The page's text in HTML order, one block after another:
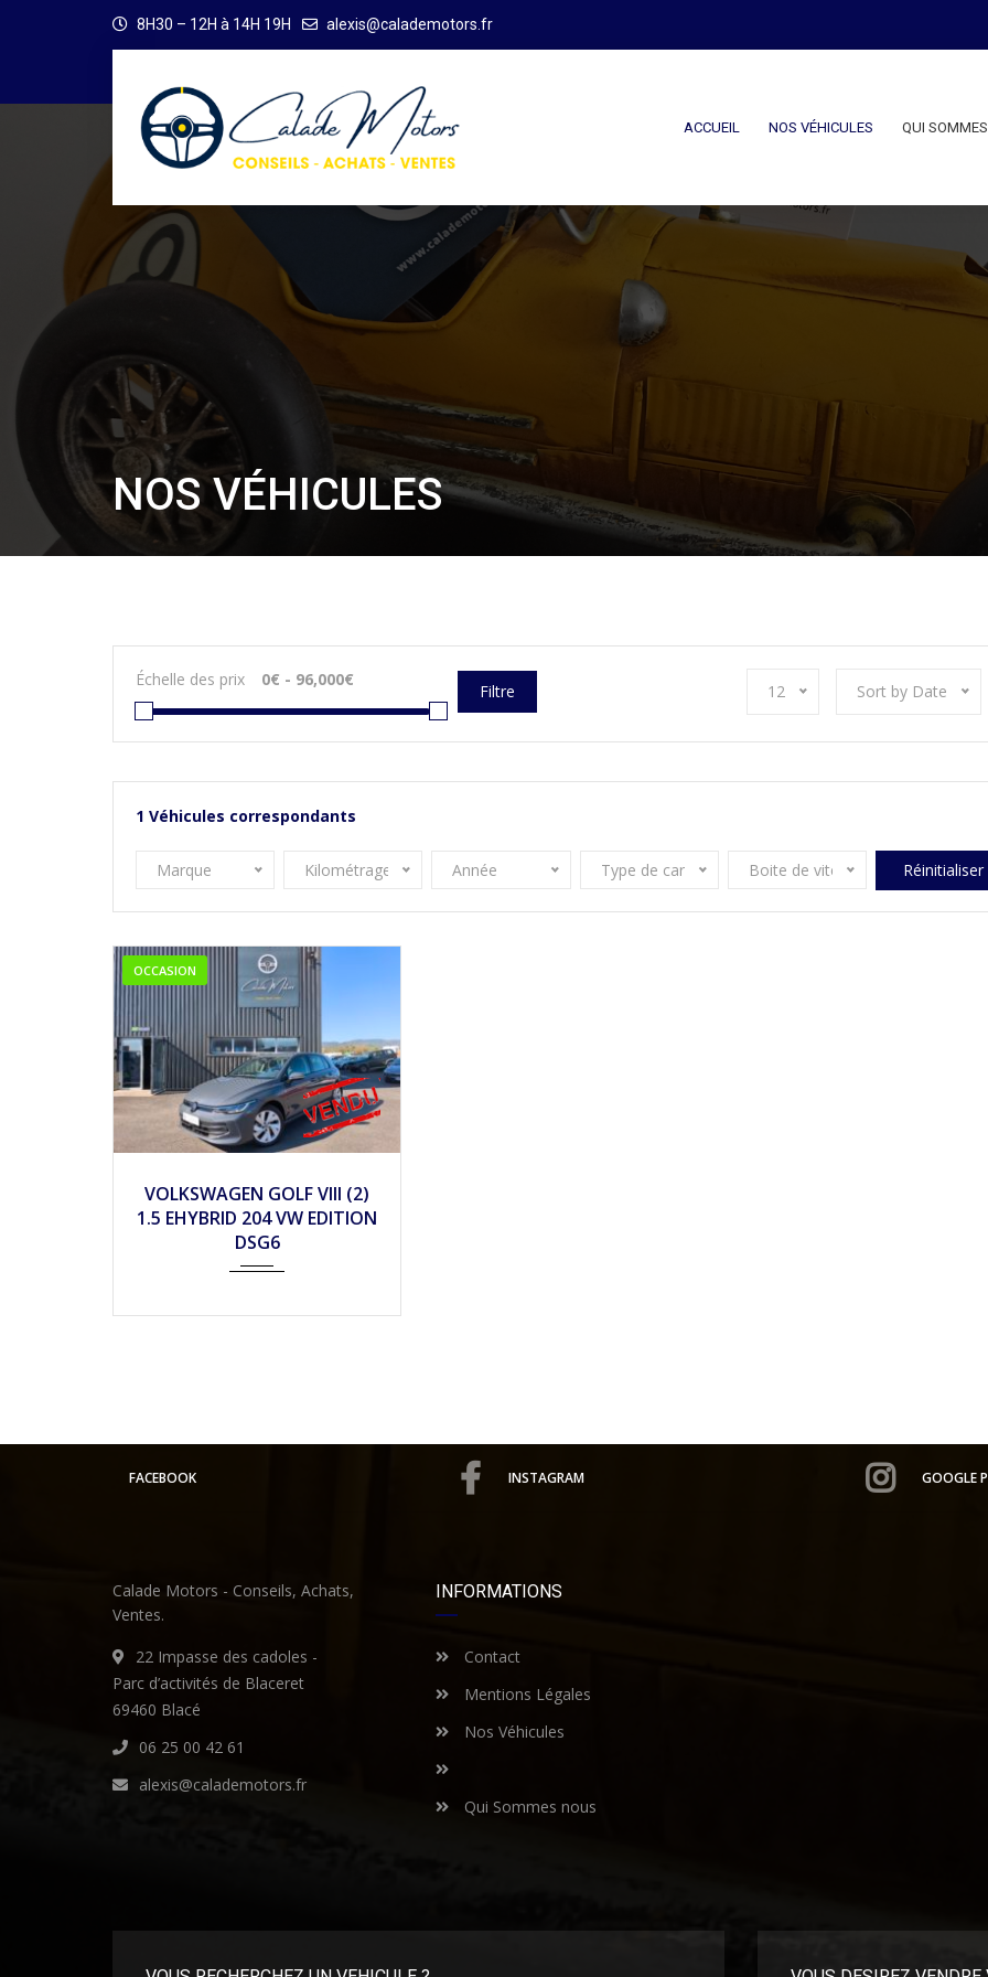
8H30 – 12H à 14H 19H alexis@calademotors.fr
ACCUEIL NOS VÉHICULES QUI
NOS VÉHICULES
Échelle des prix
Filtre 12 Sort by Date
1 Véhicules correspondants
Marque Kilométrage Année Type de carburant Boite de vitesse Réinitialiser
OCCASION
VOLKSWAGEN GOLF VIII (2)
1.5 EHYBRID 204 VW EDITION
DSG6
FACEBOOK INSTAGRAM GOOGLE
Calade Motors - Conseils, Achats,
Ventes.
22 Impasse des cadoles -
Parc d’activités de Blaceret
69460 Blacé
06 25 00 42 61
alexis@calademotors.fr
INFORMATIONS
Contact
Mentions Légales
Nos Véhicules
Qui Sommes nous